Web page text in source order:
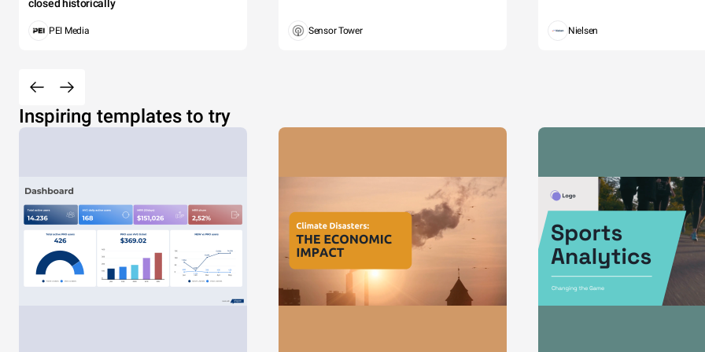
closed historically
PEI Media Sensor Tower Nielsen
Inspiring templates to try